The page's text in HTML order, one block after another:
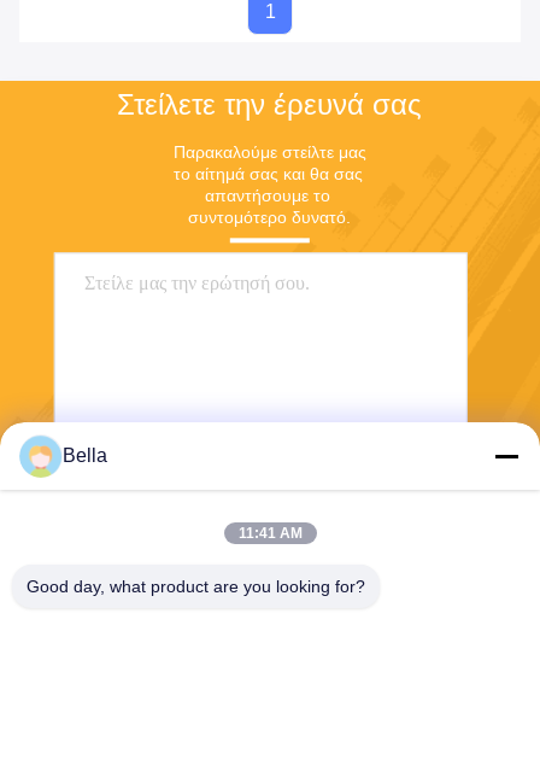
1
Στείλετε την έρευνά σας
Παρακαλούμε στείλτε μας
το αίτημά σας και θα σας
απαντήσουμε το
συντομότερο δυνατό.
Στείλε
Bella
11:41 AM
Good day, what product are you looking for?